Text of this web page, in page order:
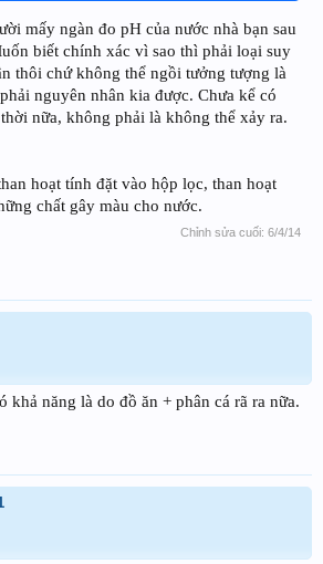
mấy ngàn đo pH của nước nhà bạn sau
biết chính xác vì sao thì phải loại suy
thôi chứ không thể ngồi tưởng tượng là
nguyên nhân kia được. Chưa kể có
nữa, không phải là không thể xảy ra.
hoạt tính đặt vào hộp lọc, than hoạt
chất gây màu cho nước.
Chỉnh sửa cuối: 6/4/14
khả năng là do đồ ăn + phân cá rã ra nữa.